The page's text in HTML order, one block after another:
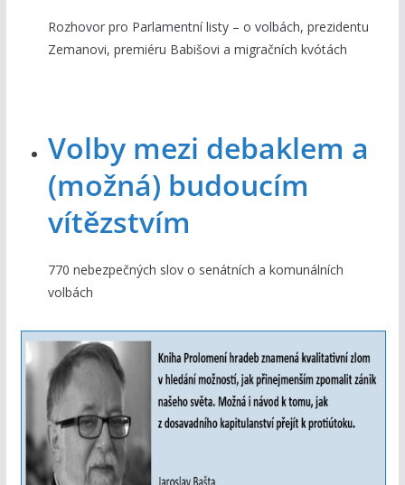
Rozhovor pro Parlamentní listy – o volbách, prezidentu
Zemanovi, premiéru Babišovi a migračních kvótách
Volby mezi debaklem a
(možná) budoucím
vítězstvím
770 nebezpečných slov o senátních a komunálních
volbách